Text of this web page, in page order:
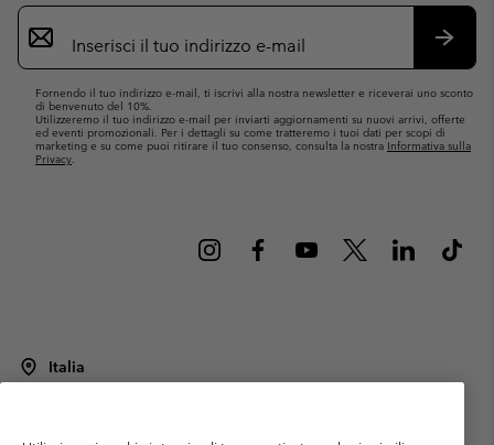
Iscrizione
e-
mail
Fornendo il tuo indirizzo e-mail, ti iscrivi alla nostra newsletter e riceverai uno sconto
di benvenuto del 10%.
Utilizzeremo il tuo indirizzo e-mail per inviarti aggiornamenti su nuovi arrivi, offerte
ed eventi promozionali. Per i dettagli su come tratteremo i tuoi dati per scopi di
marketing e su come puoi ritirare il tuo consenso, consulta la nostra Informativa sulla
Privacy.
Italia